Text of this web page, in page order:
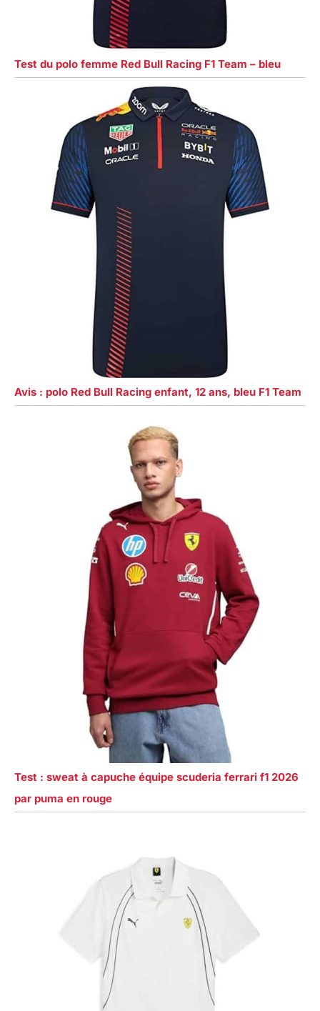
Test du polo femme Red Bull Racing F1 Team – bleu
Avis : polo Red Bull Racing enfant, 12 ans, bleu F1 Team
Test : sweat à capuche équipe scuderia ferrari f1 2026
par puma en rouge